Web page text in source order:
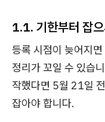
1.1. 기한부터 잡
등록 시점이 늦어지
정리가 꼬일 수 있습
작했다면 5월 21일
잡아야 합니다.